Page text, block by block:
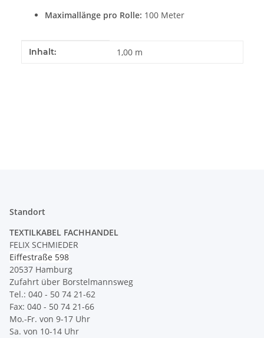
Maximallänge pro Rolle: 100 Meter
Produkteigenschaft
Wert
Inhalt: 1,00 m
Standort
TEXTILKABEL FACHHANDEL
FELIX SCHMIEDER
Eiffestraße 598
20537 Hamburg
Zufahrt über Borstelmannsweg
Tel.: 040 - 50 74 21-62
Fax: 040 - 50 74 21-66
Mo.-Fr. von 9-17 Uhr
Sa. von 10-14 Uhr